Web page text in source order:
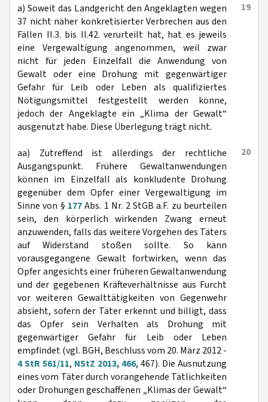
19
a) Soweit das Landgericht den Angeklagten wegen
37 nicht näher konkretisierter Verbrechen aus den
Fällen II.3. bis II.42. verurteilt hat, hat es jeweils
eine Vergewaltigung angenommen, weil zwar
nicht für jeden Einzelfall die Anwendung von
Gewalt oder eine Drohung mit gegenwärtiger
Gefahr für Leib oder Leben als qualifiziertes
Nötigungsmittel festgestellt werden könne,
jedoch der Angeklagte ein „Klima der Gewalt“
ausgenutzt habe. Diese Überlegung trägt nicht.
20
aa) Zutreffend ist allerdings der rechtliche
Ausgangspunkt. Frühere Gewaltanwendungen
können im Einzelfall als konkludente Drohung
gegenüber dem Opfer einer Vergewaltigung im
Sinne von § 177Abs. 1 Nr. 2 StGB a.F. zu beurteilen
sein, den körperlich wirkenden Zwang erneut
anzuwenden, falls das weitere Vorgehen des Täters
auf Widerstand stoßen sollte. So kann
vorausgegangene Gewalt fortwirken, wenn das
Opfer angesichts einer früheren Gewaltanwendung
und der gegebenen Kräfteverhältnisse aus Furcht
vor weiteren Gewalttätigkeiten von Gegenwehr
absieht, sofern der Täter erkennt und billigt, dass
das Opfer sein Verhalten als Drohung mit
gegenwärtiger Gefahr für Leib oder Leben
empfindet (vgl. BGH, Beschluss vom 20. März 2012 -
4 StR 561/11, NStZ 2013, 466, 467). Die Ausnutzung
eines vom Täter durch vorangehende Tätlichkeiten
oder Drohungen geschaffenen „Klimas der Gewalt“